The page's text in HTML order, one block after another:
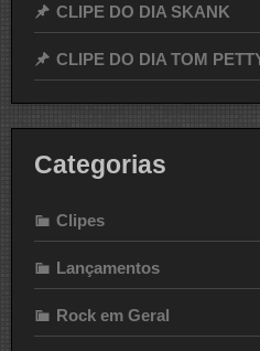
CLIPE DO DIA SKANK
CLIPE DO DIA TOM
Categorias
Clipes
Lançamentos
Rock em Geral